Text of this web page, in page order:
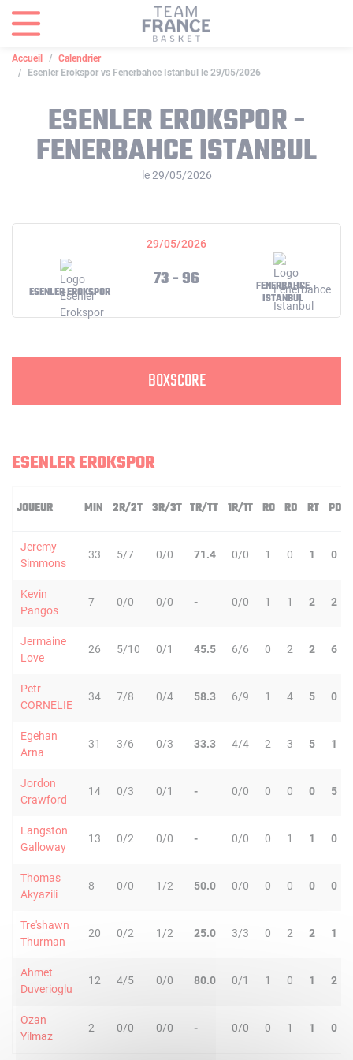
Accueil
Calendrier
Esenler Erokspor vs Fenerbahce Istanbul le 29/05/2026
ESENLER EROKSPOR -
FENERBAHCE ISTANBUL
le 29/05/2026
29/05/2026
ESENLER EROKSPOR
73 - 96
FENERBAHCE
ISTANBUL
BOXSCORE
ESENLER EROKSPOR
JOUEUR MIN 2R/2T 3R/3T TR/TT 1R/1T RO RD RT PD
Jeremy
Simmons
33 5/7 0/0 71.4 0/0 1 0 1 0
Kevin
Pangos
7 0/0 0/0 - 0/0 1 1 2 2
Jermaine
Love
26 5/10 0/1 45.5 6/6 0 2 2 6
Petr
CORNELIE
34 7/8 0/4 58.3 6/9 1 4 5 0
Egehan
Arna
31 3/6 0/3 33.3 4/4 2 3 5 1
Jordon
Crawford
14 0/3 0/1 - 0/0 0 0 0 5
Langston
Galloway
13 0/2 0/0 - 0/0 0 1 1 0
Thomas
Akyazili
8 0/0 1/2 50.0 0/0 0 0 0 0
Tre'shawn
Thurman
20 0/2 1/2 25.0 3/3 0 2 2 1
Ahmet
Duverioglu
12 4/5 0/0 80.0 0/1 1 0 1 2
Ozan
Yilmaz
2 0/0 0/0 - 0/0 0 1 1 0
Panneau de gestion des cookies